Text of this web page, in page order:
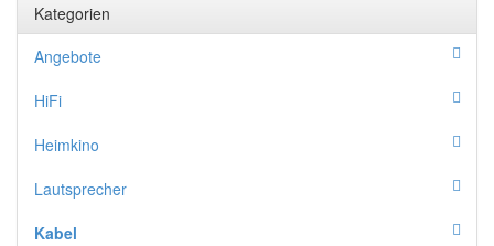
Kategorien
Angebote
HiFi
Heimkino
Lautsprecher
Kabel